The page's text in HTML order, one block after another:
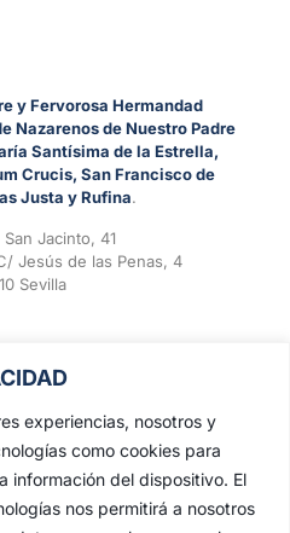
experiencias, nosotros y
como cookies para
información del dispositivo. El
nos permitirá a nosotros
y Fervorosa Hermandad
Nazarenos de Nuestro Padre
Santísima de la Estrella,
Crucis, San Francisco de
Justa y Rufina.
Jacinto, 41
Jesús de las Penas, 4
Sevilla